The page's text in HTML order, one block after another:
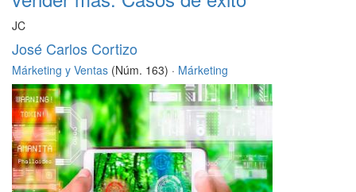
JC
José Carlos Cortizo
Márketing y Ventas (Núm. 163) · Márketing